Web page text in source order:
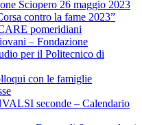
Sciopero 26 maggio 2023
contro la fame 2023”
pomeridiani
– Fondazione
per il Politecnico di
con le famiglie
seconde – Calendario